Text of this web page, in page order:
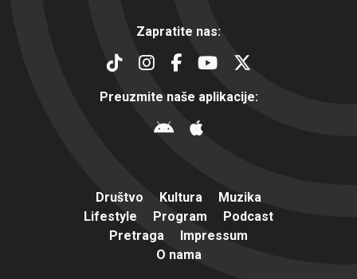
Zapratite nas:
Preuzmite naše aplikacije:
Društvo Kultura
Muzika
Lifestyle
Program
Podcast
Pretraga
Impressum
O nama